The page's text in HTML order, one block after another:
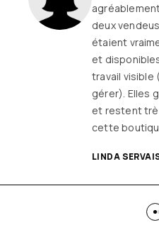
deux
étaient
et
travail visible
gérer). Elles
et restent
cette
LINDA